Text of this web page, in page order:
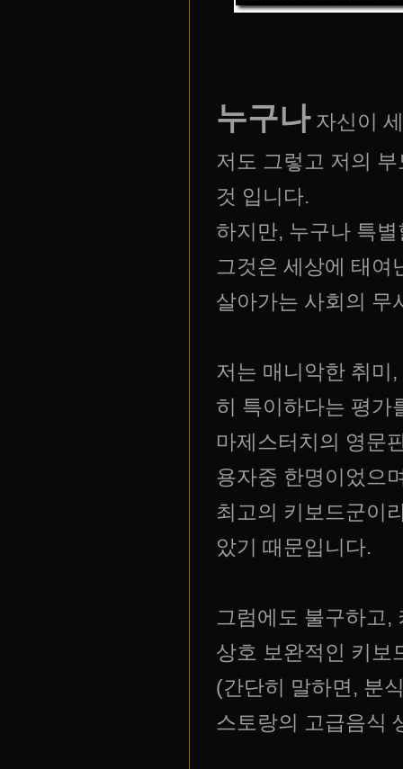
누구나자신이
저도 그렇고 저의
것 입니다.
하지만, 누구나 특
그것은 세상에 태여
살아가는 사회의 무
저는 매니악한 취미
히 특이하다는 평가
마제스터치의 영문
용자중 한명이었으
최고의 키보드군이
았기 때문입니다.
그럼에도 불구하고,
상호 보완적인 키보
(간단히 말하면, 분
스토랑의 고급음식